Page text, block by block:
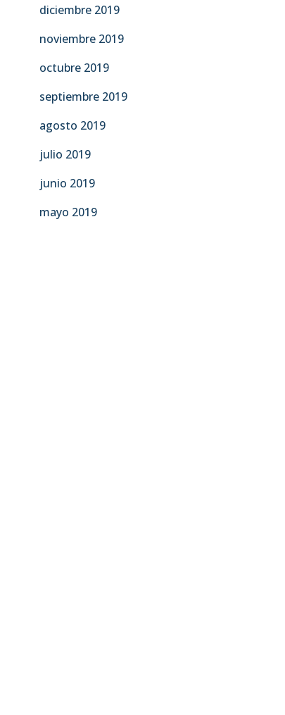
diciembre 2019
noviembre 2019
octubre 2019
septiembre 2019
agosto 2019
julio 2019
junio 2019
mayo 2019